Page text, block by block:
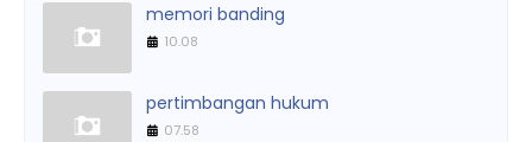
memori banding
10.08
pertimbangan hukum
07.58